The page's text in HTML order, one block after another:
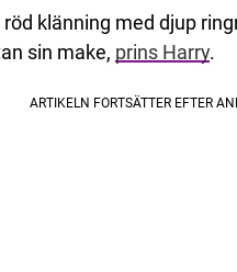
klänning med djup
sin make, prins Harry.